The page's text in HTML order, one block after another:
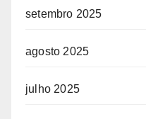
setembro 2025
agosto 2025
julho 2025